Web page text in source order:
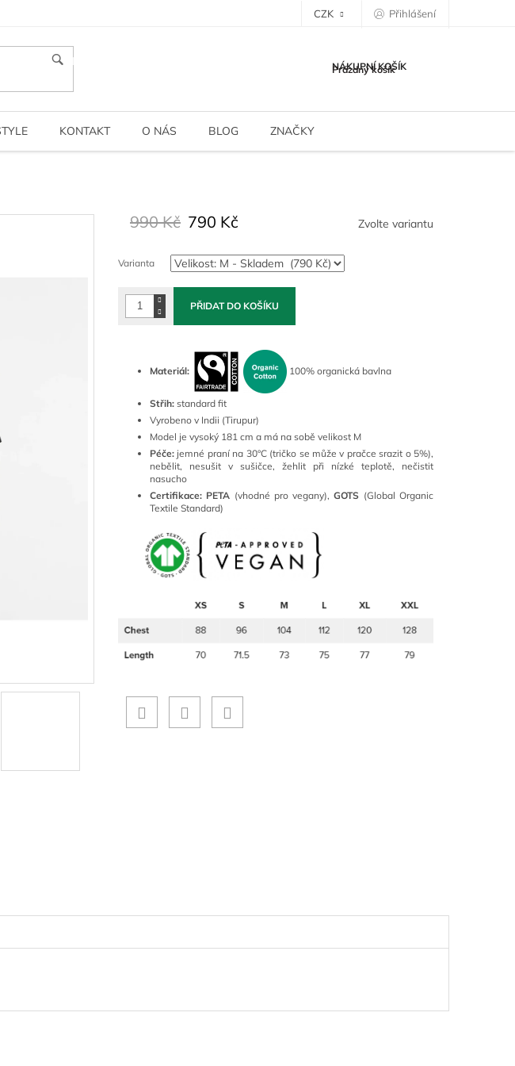
CZK Přihlášení
HLEDAT NÁKUPNÍ KOŠÍK
Prázdný košík
KONTAKT O NÁS BLOG ZNAČKY
990 Kč 790 Kč
cena:
Zvolte variantu
Varianta
PŘIDAT DO KOŠÍKU
Materiál: 100% organická bavlna
Střih: standard fit
Vyrobeno v Indii (Tirupur)
Model je vysoký 181 cm a má na sobě velikost M
Péče: jemné praní na 30°C (tričko se může v pračce srazit o 5%),
nebělit, nesušit v sušičce, žehlit při nízké teplotě, nečistit
nasucho
Certifikace: PETA (vhodné pro vegany),GOTS (Global Organic
Textile Standard)